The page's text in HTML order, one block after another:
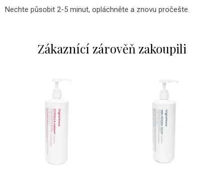
Nechte působit 2-5 minut, opláchněte a znovu pročešte.
Zákaznící zárověň zakoupili